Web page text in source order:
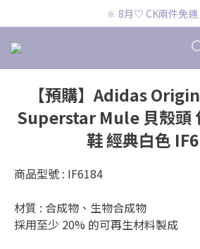
🔆 8月♡ CK兩件免運
🔆 8月♡ CK兩件免運
🔆 8月♡ 官網滿2000即
🔆 8月♡ CK兩件免運
【預購】Adidas
Superstar Mule 貝殼頭
鞋 經典白色
商品型號 : IF6184
材質 : 合成物、生物合成物
採用至少 20% 的可再生材料製成